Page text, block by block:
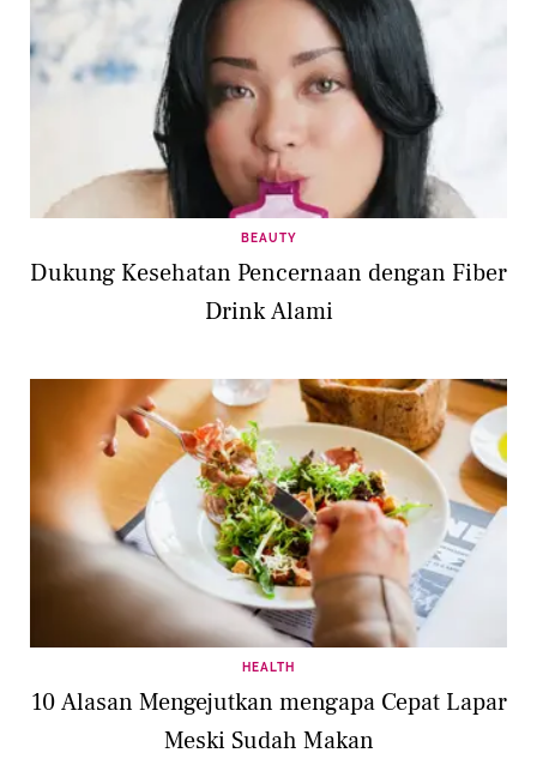
BEAUTY
Dukung Kesehatan Pencernaan dengan Fiber
Drink Alami
HEALTH
10 Alasan Mengejutkan mengapa Cepat Lapar
Meski Sudah Makan